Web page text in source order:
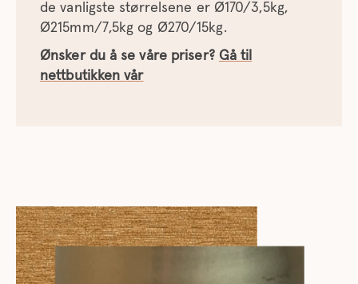
de vanligste størrelsene er Ø170/3,5kg,
Ø215mm/7,5kg og Ø270/15kg.
Ønsker du å se våre priser? Gå til
nettbutikken vår